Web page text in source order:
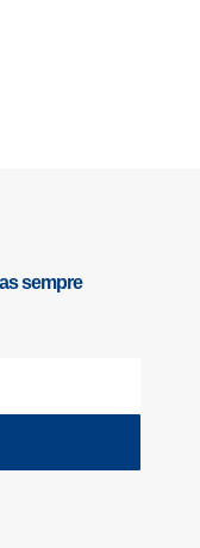
sempre